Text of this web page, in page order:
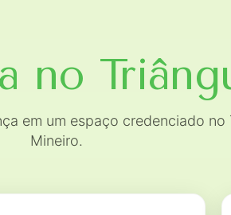
no
em um espaço credenciado no
Mineiro.